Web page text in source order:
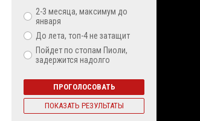
2-3 месяца, максимум до
января
До лета, топ-4 не затащит
Пойдет по стопам Пиоли,
задержится надолго
ПРОГОЛОСОВАТЬ
ПОКАЗАТЬ РЕЗУЛЬТАТЫ